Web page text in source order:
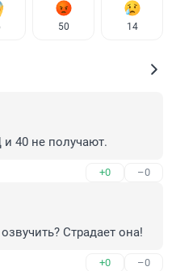
50 14
40 не получают.
+0 –0
Страдает она!
+0 –0